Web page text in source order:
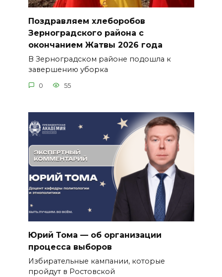
Поздравляем хлеборобов
Зерноградского района с
окончанием Жатвы 2026 года
В Зерноградском районе подошла к
завершению уборка
0 55
Юрий Тома — об организации
процесса выборов
Избирательные кампании, которые
пройдут в Ростовской